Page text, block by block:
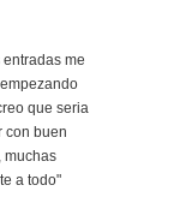
me
que seria
con buen
muchas
a todo"